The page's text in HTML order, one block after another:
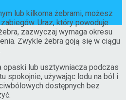
lub kilkoma żebrami, możesz
Uraz, który powoduje
zazwyczaj wymaga okresu
Zwykle żebra goją się w ciągu
opaski lub usztywniacza podczas
spokojnie, używając lodu na ból i
dostępnych bez